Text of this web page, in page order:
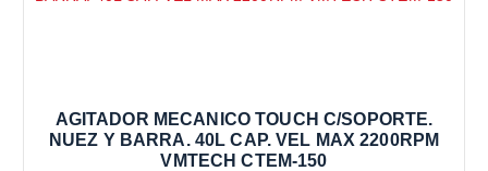
AGITADOR MECANICO TOUCH C/SOPORTE.
NUEZ Y BARRA. 40L CAP. VEL MAX 2200RPM
VMTECH CTEM-150